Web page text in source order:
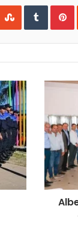
StumbleUpon
Tumblr